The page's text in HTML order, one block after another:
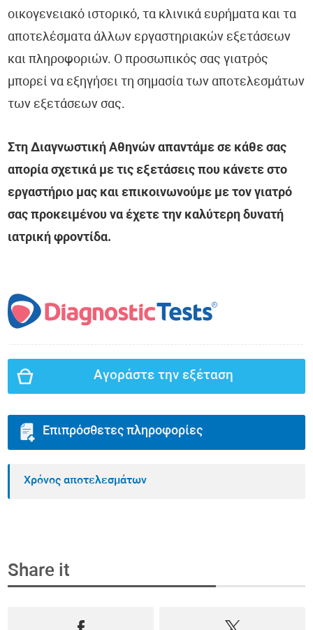
οικογενειακό ιστορικό, τα κλινικά ευρήματα και τα
αποτελέσματα άλλων εργαστηριακών εξετάσεων
και πληροφοριών. Ο προσωπικός σας γιατρός
μπορεί να εξηγήσει τη σημασία των αποτελεσμάτων
των εξετάσεων σας.
Στη Διαγνωστική Αθηνών απαντάμε σε κάθε σας
απορία σχετικά με τις εξετάσεις που κάνετε στο
εργαστήριο μας και επικοινωνούμε με τον γιατρό
σας προκειμένου να έχετε την καλύτερη δυνατή
ιατρική φροντίδα.
Αγοράστε την εξέταση
Επιπρόσθετες πληροφορίες
Χρόνος αποτελεσμάτων
Share it